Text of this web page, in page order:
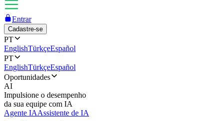
Entrar
Cadastre-se
PT
EnglishTürkçeEspañol
PT
EnglishTürkçeEspañol
Oportunidades
AI
Impulsione o desempenho
da sua equipe com IA
Agente IAAssistente de IA